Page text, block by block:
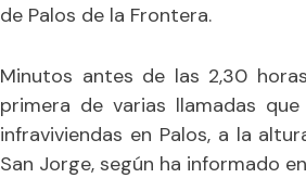
de Palos de la Frontera.
Minutos antes de las 2,30
primera de varias llamadas
infraviviendas en Palos, a la
San Jorge, según ha informado